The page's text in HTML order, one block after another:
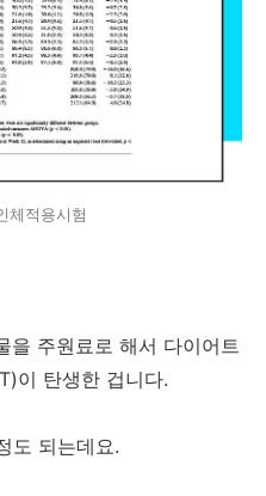
체적용시험
을 주원료로 해서 다이어트
이 탄생한 겁니다.
도 되는데요.